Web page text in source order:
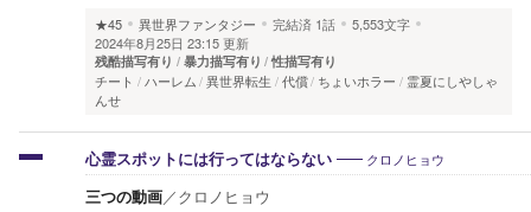
★45
異世界ファンタジー 完結済 1話
5,553文字
2024年8月25日 23:15 更新
残酷描写有り 暴力描写有り 性描写有り
チート ハーレム 異世界転生 代償 ちょいホラー
霊夏にしやしゃ
んせ
心霊スポットには行ってはならない クロノヒョウ
三つの動画／クロノヒョウ